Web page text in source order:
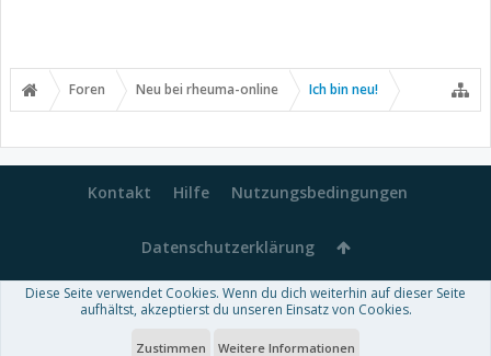
Foren Neu bei rheuma-online Ich bin neu!
Kontakt Hilfe Nutzungsbedingungen
Datenschutzerklärung
Forum software by XenForo™-Deutsch von xenDach
Theme designed byThemeHouse
Diese Seite verwendet Cookies. Wenn du dich weiterhin auf dieser Seite
aufhältst, akzeptierst du unseren Einsatz von Cookies.
Zustimmen Weitere Informationen